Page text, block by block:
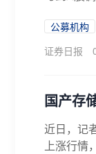
公募机构
证券日报
国产存
近日，记
上涨行情